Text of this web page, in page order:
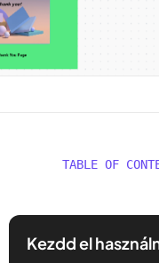
TABLE OF
Kezdd el